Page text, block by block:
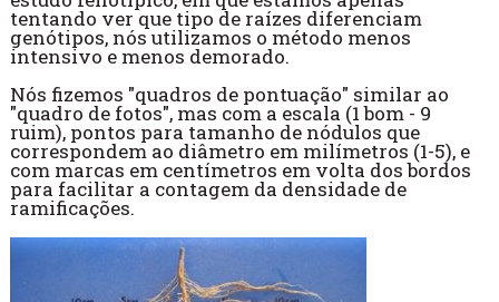
tentando ver que tipo de raízes diferenciam
genótipos, nós utilizamos o método menos
intensivo e menos demorado.
Nós fizemos "quadros de pontuação" similar ao
"quadro de fotos", mas com a escala (1 bom - 9
ruim), pontos para tamanho de nódulos que
correspondem ao diâmetro em milímetros (1-5), e
com marcas em centímetros em volta dos bordos
para facilitar a contagem da densidade de
ramificações.